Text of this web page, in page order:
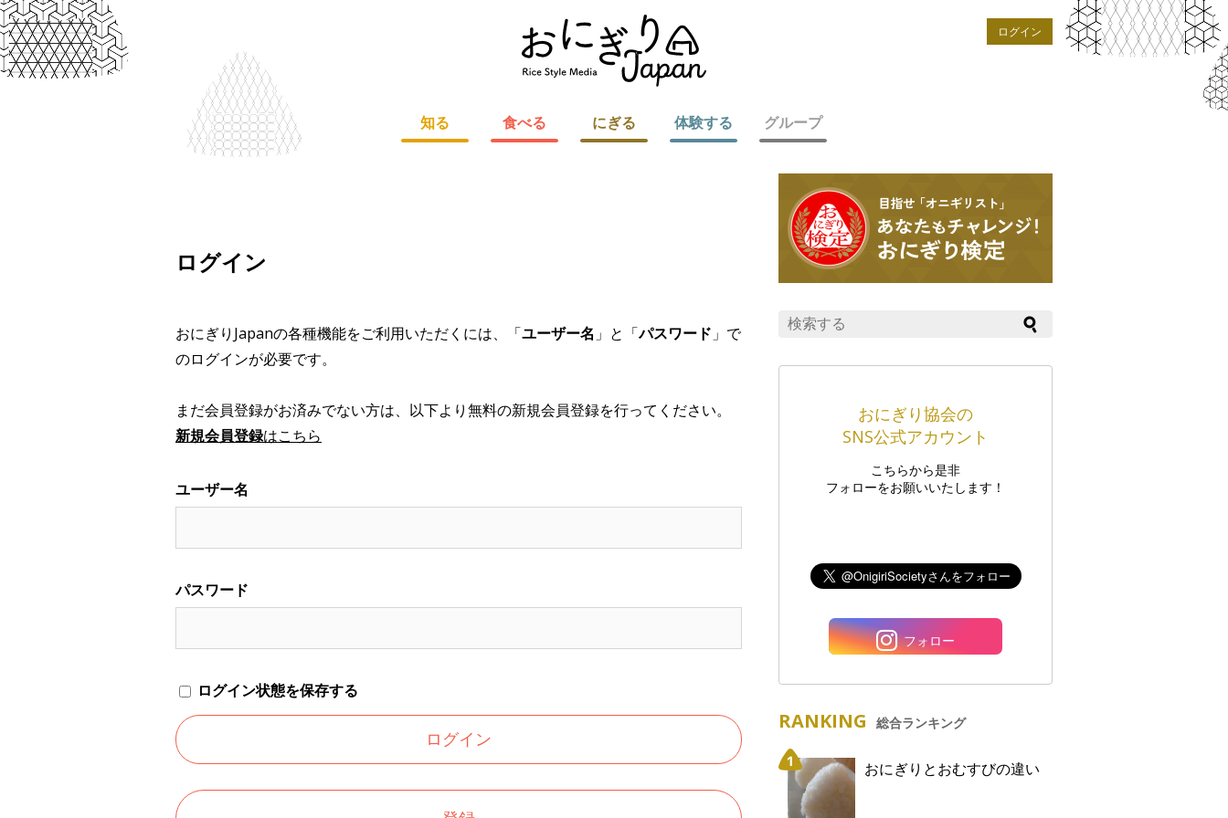
ログイン
知る 食べる にぎる 体験する グループ
ログイン
おにぎりJapanの各種機能をご利用いただくには、「ユーザー名 」と「パスワード 」で
のログインが必要です。
まだ会員登録がお済みでない方は、以下より無料の新規会員登録を行ってください。
新規会員登録はこちら
ユーザー名
パスワード
ログイン状態を保存する
おにぎり協会の
SNS公式アカウント
こちらから是非
フォローをお願いいたします！
フォロー
RANKING 総合ランキング
おにぎりとおむすびの違い